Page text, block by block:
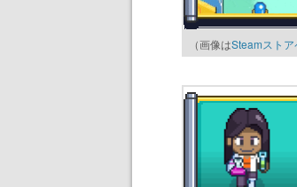
（画像はSteamストア